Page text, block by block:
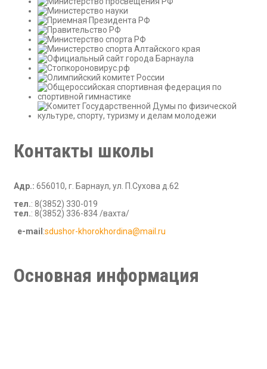
Контакты школы
Адр.: 656010, г. Барнаул, ул. П.Сухова д.62
тел.: 8(3852) 330-019
тел.: 8(3852) 336-834 /вахта/
е-mail :sdushor-khorokhordina@mail.ru
этапе обзоры включают
superboss casino
казино. Такой подход снижает неопределенность.
Основная информация